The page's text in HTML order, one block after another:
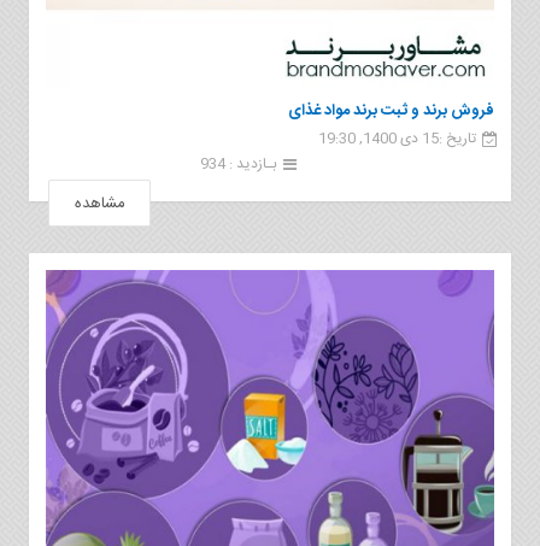
فروش برند و ثبت برند مواد غذای
تاریخ :15 دی 1400, 19:30
بـازدید : 934
مشاهده